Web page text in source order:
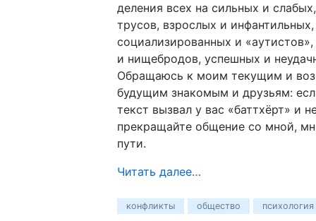
деления всех на сильных и
трусов, взрослых и инфантильных,
социализированных и
и нищебродов, успешных и
Обращаюсь к моим текущим и
будущим знакомым и друзьям:
текст вызвал у вас «баттхёрт» и
прекращайте общение со мной,
пути.
Читать далее…
конфликты общество психология